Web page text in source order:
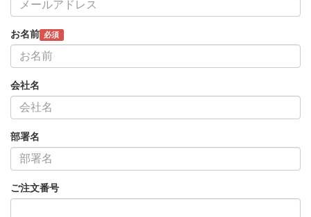
お名前 必須
会社名
部署名
ご注文番号